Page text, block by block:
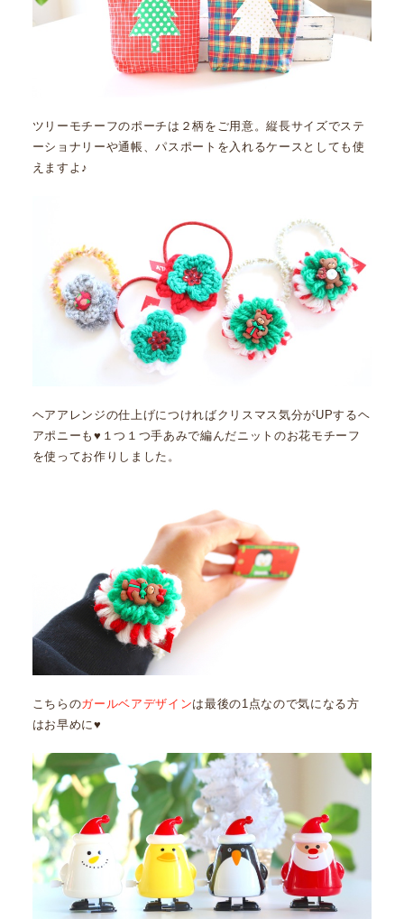
ツリーモチーフのポーチは２柄をご用意。縦長サイズでステ
ーショナリーや通帳、パスポートを入れるケースとしても使
えますよ♪
ヘアアレンジの仕上げにつければクリスマス気分がUPするヘ
アポニーも♥１つ１つ手あみで編んだニットのお花モチーフ
を使ってお作りしました。
こちらのガールベアデザインは最後の1点なので気になる方
はお早めに♥